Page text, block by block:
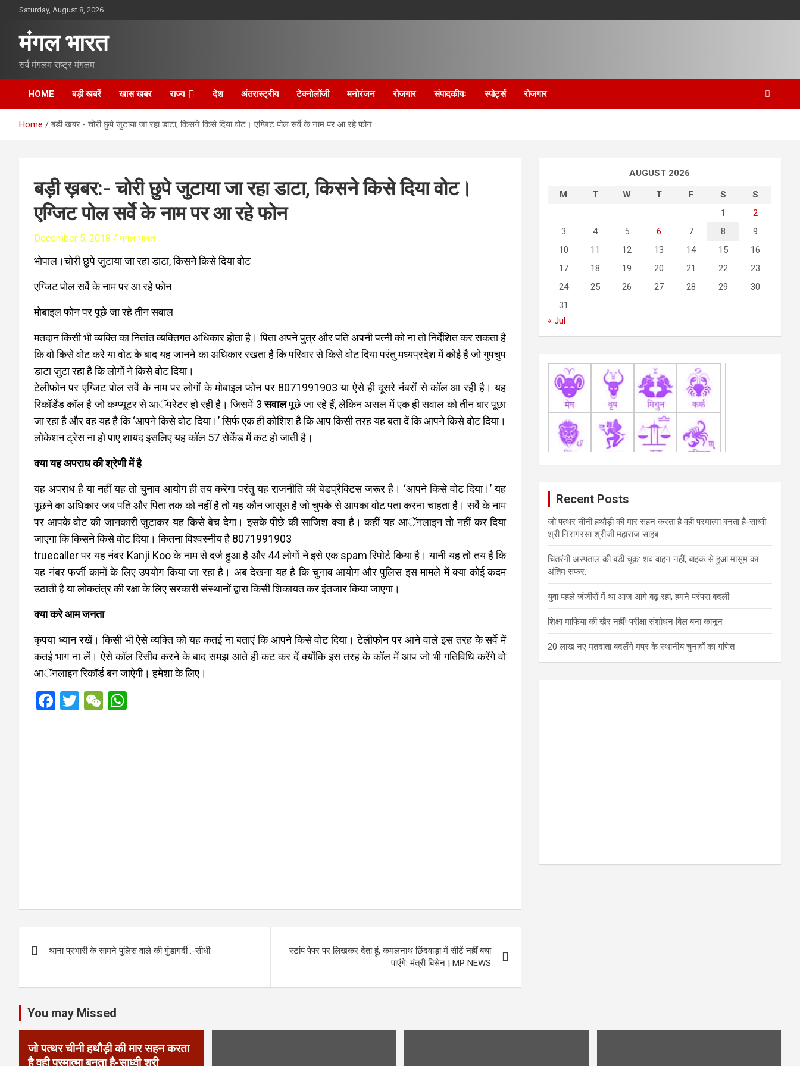
c
n
Saturday, August 8, 2026
मंगल भारत
सर्व मंगलम राष्ट्र मंगलम
HOME बड़ी खबरें खास खबर राज्य देश अंतरास्ट्रीय टेक्नोलॉजी मनोरंजन रोजगार संपादकीयः स्पोर्ट्स रोजगार
Home बड़ी ख़बर:- चोरी छुपे जुटाया जा रहा डाटा, किसने किसे दिया वोट। एग्जिट पोल सर्वे के नाम पर आ रहे फोन
बड़ी ख़बर:- चोरी छुपे जुटाया जा रहा डाटा, किसने किसे दिया वोट।
एग्जिट पोल सर्वे के नाम पर आ रहे फोन
December 5, 2018 मंगल भारत
भोपाल।चोरी छुपे जुटाया जा रहा डाटा, किसने किसे दिया वोट
एग्जिट पोल सर्वे के नाम पर आ रहे फोन
मोबाइल फोन पर पूछे जा रहे तीन सवाल
मतदान किसी भी व्यक्ति का नितांत व्यक्तिगत अधिकार होता है। पिता अपने पुत्र और पति अपनी पत्नी को ना तो निर्देशित कर सकता है
कि वो किसे वोट करे या वोट के बाद यह जानने का अधिकार रखता है कि परिवार से किसे वोट दिया परंतु मध्यप्रदेश में कोई है जो गुपचुप
डाटा जुटा रहा है कि लोगों ने किसे वोट दिया।
टेलीफोन पर एग्जिट पोल सर्वे के नाम पर लोगों के मोबाइल फोन पर 8071991903 या ऐसे ही दूसरे नंबरों से कॉल आ रही है। यह
रिकॉर्डेड कॉल है जो कम्प्यूटर से आॅपरेटर हो रही है। जिसमें 3सवालपूछे जा रहे हैं, लेकिन असल में एक ही सवाल को तीन बार पूछा
जा रहा है और वह यह है कि ‘आपने किसे वोट दिया।’ सिर्फ एक ही कोशिश है कि आप किसी तरह यह बता दें कि आपने किसे वोट दिया।
लोकेशन ट्रेस ना हो पाए शायद इसलिए यह कॉल 57 सेकेंड में कट हो जाती है।
क्या यह अपराध की श्रेणी में है
यह अपराध है या नहीं यह तो चुनाव आयोग ही तय करेगा परंतु यह राजनीति की बेडप्रैक्टिस जरूर है। ‘आपने किसे वोट दिया।’ यह
पूछने का अधिकार जब पति और पिता तक को नहीं है तो यह कौन जासूस है जो चुपके से आपका वोट पता करना चाहता है। सर्वे के नाम
पर आपके वोट की जानकारी जुटाकर यह किसे बेच देगा। इसके पीछे की साजिश क्या है। कहीं यह आॅनलाइन तो नहीं कर दिया
जाएगा कि किसने किसे वोट दिया। कितना विश्वस्नीय है 8071991903
truecaller पर यह नंबर Kanji Koo के नाम से दर्ज हुआ है और 44 लोगों ने इसे एक spam रिपोर्ट किया है। यानी यह तो तय है कि
यह नंबर फर्जी कामों के लिए उपयोग किया जा रहा है। अब देखना यह है कि चुनाव आयोग और पुलिस इस मामले में क्या कोई कदम
उठाती है या लोकतंत्र की रक्षा के लिए सरकारी संस्थानों द्वारा किसी शिकायत कर इंतजार किया जाएगा।
क्या करे आम जनता
कृपया ध्यान रखें। किसी भी ऐसे व्यक्ति को यह कतई ना बताएं कि आपने किसे वोट दिया। टेलीफोन पर आने वाले इस तरह के सर्वे में
कतई भाग ना लें। ऐसे कॉल रिसीव करने के बाद समझ आते ही कट कर दें क्योंकि इस तरह के कॉल में आप जो भी गतिविधि करेंगे वो
आॅनलाइन रिकॉर्ड बन जाऐगी। हमेशा के लिए।
F
T
W
s
t
n
a
थाना प्रभारी के सामने पुलिस वाले की गुंडागर्दी :-सीधी.
स्टांप पेपर पर लिखकर देता हूं, कमलनाथ छिंदवाड़ा में सीटें नहीं बचा
पाएंगे: मंत्री बिसेन | MP NEWS
AUGUST 2026
M
T W T F S
S
1
2
3
4 5 6 7 8
9
10
11 12 13 14 15
16
17
18 19 20 21 22
23
24
25 26 27 28 29
30
31
« Jul
Recent Posts
जो पत्थर चीनी हथौड़ी की मार सहन करता है वही परमात्मा बनता है-साध्वी
श्री निरागरसा श्रीजी महाराज साहब
चितरंगी अस्पताल की बड़ी चूक: शव वाहन नहीं, बाइक से हुआ मासूम का
अंतिम सफर.
युवा पहले जंजीरों में था आज आगे बढ़ रहा, हमने परंपरा बदली
शिक्षा माफिया की खैर नहीं! परीक्षा संशोधन बिल बना कानून
20 लाख नए मतदाता बदलेंगे मप्र के स्थानीय चुनावों का गणित
You may Missed
जो पत्थर चीनी हथौड़ी की मार सहन करता
है वही परमात्मा बनता है-साध्वी श्री